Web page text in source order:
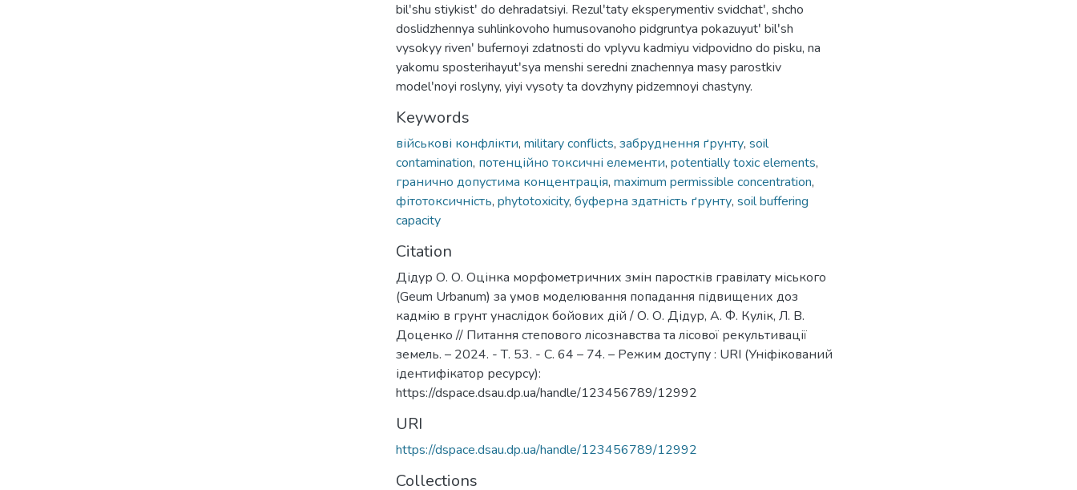
bilʹshu stiykistʹ do dehradatsiyi. Rezulʹtaty eksperymentiv svidchatʹ, shcho
doslidzhennya suhlinkovoho humusovanoho pidgruntya pokazuyutʹ bilʹsh
vysokyy rivenʹ bufernoyi zdatnosti do vplyvu kadmiyu vidpovidno do pisku, na
yakomu sposterihayutʹsya menshi seredni znachennya masy parostkiv
modelʹnoyi roslyny, yiyi vysoty ta dovzhyny pidzemnoyi chastyny.
Keywords
військові конфлікти, military conflicts, забруднення ґрунту, soil
contamination, потенційно токсичні елементи, potentially toxic elements,
гранично допустима концентрація, maximum permissible concentration,
фітотоксичність, phytotoxicity, буферна здатність ґрунту, soil buffering
capacity
Citation
Дідур О. О. Оцінка морфометричних змін паростків гравілату міського
(Geum Urbanum) за умов моделювання попадання підвищених доз
кадмію в грунт унаслідок бойових дій / О. О. Дідур, А. Ф. Кулік, Л. В.
Доценко // Питання степового лісознавства та лісової рекультивації
земель. – 2024. - Т. 53. - С. 64 – 74. – Режим доступу : URI (Уніфікований
ідентифікатор ресурсу):
https://dspace.dsau.dp.ua/handle/123456789/12992
URI
https://dspace.dsau.dp.ua/handle/123456789/12992
Collections